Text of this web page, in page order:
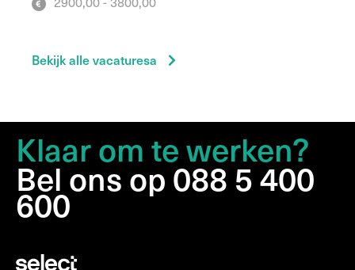
Bekijk alle vacaturesa
Klaar om te werken?
Bel ons op 088 5 400
600